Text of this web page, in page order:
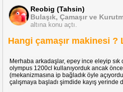
Reobig (Tahsin)
Bulaşık, Çamaşır ve
altına konu açtı.
Hangi çamaşır makinesi ?
Merhaba arkadaşlar, epey ince eleyip sık
olympus 1200cl kullanıyorduk ancak önce
(mekanizmasına ip bağladık öyle
çalışmaya başladı şimdide kayış yerinde